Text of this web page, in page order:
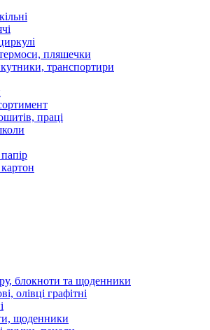
пляшечки
транспортири
праці
блокноти та щоденники
олівці графітні
щоденники